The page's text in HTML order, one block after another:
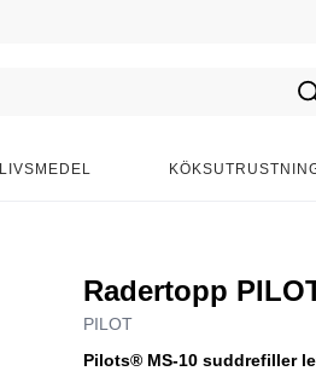
LIVSMEDEL
Radertopp
PILOT
Pilots® MS-10 suddrefiller